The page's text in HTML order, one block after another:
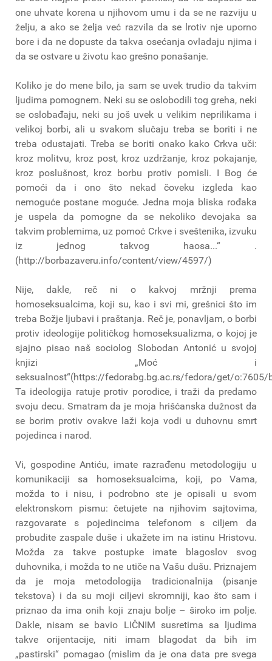
one uhvate korena u njihovom umu i da se ne razviju u
želju, a ako se želja već razvila da se lrotiv nje uporno
bore i da ne dopuste da takva osećanja ovladaju njima i
da se ostvare u životu kao grešno ponašanje.
Koliko je do mene bilo, ja sam se uvek trudio da takvim
ljudima pomognem. Neki su se oslobodili tog greha, neki
se oslobađaju, neki su još uvek u velikim neprilikama i
velikoj borbi, ali u svakom slučaju treba se boriti i ne
treba odustajati. Treba se boriti onako kako Crkva uči:
kroz molitvu, kroz post, kroz uzdržanje, kroz pokajanje,
kroz poslušnost, kroz borbu protiv pomisli. I Bog će
pomoći da i ono što nekad čoveku izgleda kao
nemoguće postane moguće. Jedna moja bliska rođaka
je uspela da pomogne da se nekoliko devojaka sa
takvim problemima, uz pomoć Crkve i sveštenika, izvuku
iz jednog takvog haosa...“ .
(http://borbazaveru.info/content/view/4597/)
Nije, dakle, reč ni o kakvoj mržnji prema
homoseksualcima, koji su, kao i svi mi, grešnici što im
treba Božje ljubavi i praštanja. Reč je, ponavljam, o borbi
protiv ideologije političkog homoseksualizma, o kojoj je
sjajno pisao naš sociolog Slobodan Antonić u svojoj
knjizi „Moć i
seksualnost“(https://fedorabg.bg.ac.rs/fedora/get/
Ta ideologija ratuje protiv porodice, i traži da predamo
svoju decu. Smatram da je moja hrišćanska dužnost da
se borim protiv ovakve laži koja vodi u duhovnu smrt
pojedinca i narod.
Vi, gospodine Antiću, imate razrađenu metodologiju u
komunikaciji sa homoseksualcima, koji, po Vama,
možda to i nisu, i podrobno ste je opisali u svom
elektronskom pismu: četujete na njihovim sajtovima,
razgovarate s pojedincima telefonom s ciljem da
probudite zaspale duše i ukažete im na istinu Hristovu.
Možda za takve postupke imate blagoslov svog
duhovnika, i možda to ne utiče na Vašu dušu. Priznajem
da je moja metodologija tradicionalnija (pisanje
tekstova) i da su moji ciljevi skromniji, kao što sam i
priznao da ima onih koji znaju bolje – široko im polje.
Dakle, nisam se bavio LIČNIM susretima sa ljudima
takve orijentacije, niti imam blagodat da bih im
„pastirski“ pomagao (mislim da je ona data pre svega